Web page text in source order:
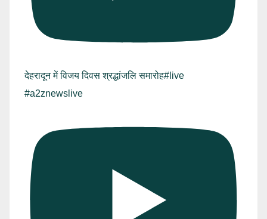
देहरादून में विजय दिवस श्रद्धांजलि समारोह#live
#a2znewslive